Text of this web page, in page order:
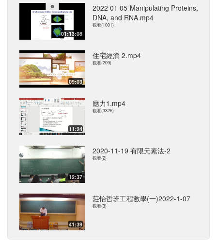
01:13:08
2022 01 05-Manipulating Proteins,
DNA, and RNA.mp4
觀看(1001)
09:03
住宅經濟 2.mp4
觀看(209)
11:24
應力1.mp4
觀看(3326)
12:37
2020-11-19 有限元素法-2
觀看(2)
41:39
莊怡哲班工程數學(一)2022-1-07
觀看(3)